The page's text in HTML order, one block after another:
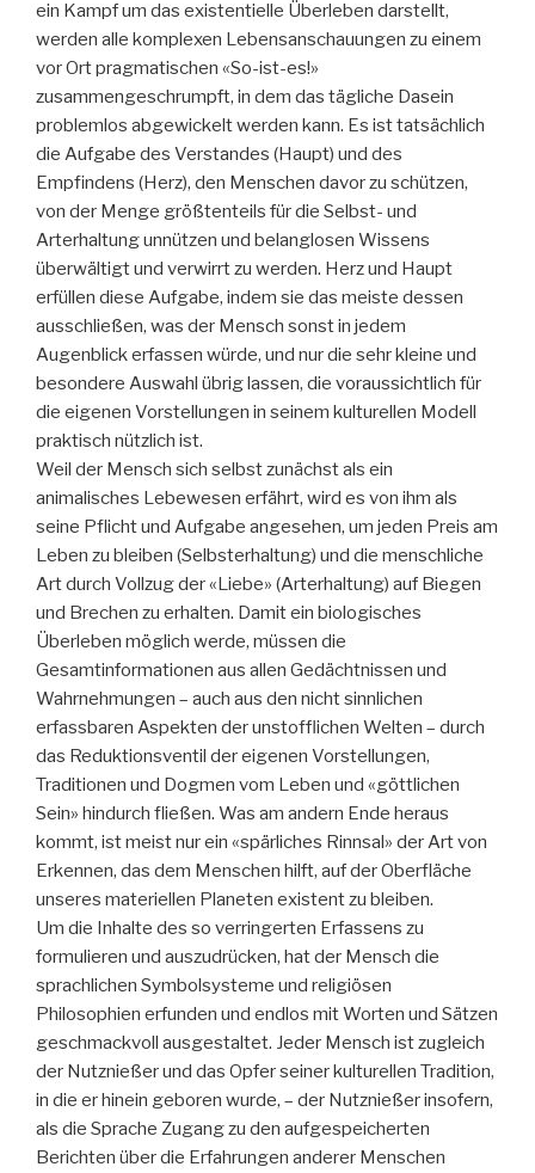
ein Kampf um das existentielle Überleben darstellt,
werden alle komplexen Lebensanschauungen zu einem
vor Ort pragmatischen «So-ist-es!»
zusammengeschrumpft, in dem das tägliche Dasein
problemlos abgewickelt werden kann. Es ist tatsächlich
die Aufgabe des Verstandes (Haupt) und des
Empfindens (Herz), den Menschen davor zu schützen,
von der Menge größtenteils für die Selbst- und
Arterhaltung unnützen und belanglosen Wissens
überwältigt und verwirrt zu werden. Herz und Haupt
erfüllen diese Aufgabe, indem sie das meiste dessen
ausschließen, was der Mensch sonst in jedem
Augenblick erfassen würde, und nur die sehr kleine und
besondere Auswahl übrig lassen, die voraussichtlich für
die eigenen Vorstellungen in seinem kulturellen Modell
praktisch nützlich ist.
Weil der Mensch sich selbst zunächst als ein
animalisches Lebewesen erfährt, wird es von ihm als
seine Pflicht und Aufgabe angesehen, um jeden Preis am
Leben zu bleiben (Selbsterhaltung) und die menschliche
Art durch Vollzug der «Liebe» (Arterhaltung) auf Biegen
und Brechen zu erhalten. Damit ein biologisches
Überleben möglich werde, müssen die
Gesamtinformationen aus allen Gedächtnissen und
Wahrnehmungen – auch aus den nicht sinnlichen
erfassbaren Aspekten der unstofflichen Welten – durch
das Reduktionsventil der eigenen Vorstellungen,
Traditionen und Dogmen vom Leben und «göttlichen
Sein» hindurch fließen. Was am andern Ende heraus
kommt, ist meist nur ein «spärliches Rinnsal» der Art von
Erkennen, das dem Menschen hilft, auf der Oberfläche
unseres materiellen Planeten existent zu bleiben.
Um die Inhalte des so verringerten Erfassens zu
formulieren und auszudrücken, hat der Mensch die
sprachlichen Symbolsysteme und religiösen
Philosophien erfunden und endlos mit Worten und Sätzen
geschmackvoll ausgestaltet. Jeder Mensch ist zugleich
der Nutznießer und das Opfer seiner kulturellen Tradition,
in die er hinein geboren wurde, – der Nutznießer insofern,
als die Sprache Zugang zu den aufgespeicherten
Berichten über die Erfahrungen anderer Menschen